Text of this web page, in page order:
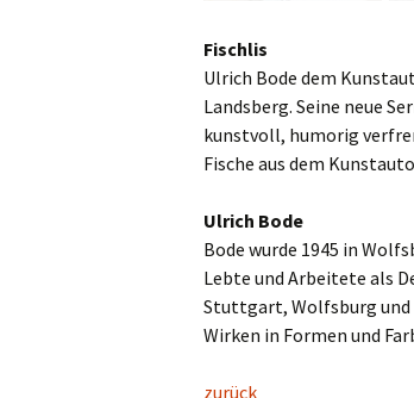
Fischlis
Ulrich Bode dem
Landsberg. Seine neue
kunstvoll, humorig
Fische aus dem
Ulrich Bode
Bode wurde 1945 in
Lebte und Arbeitete als
Stuttgart, Wolfsburg
Wirken in Formen und
zurück